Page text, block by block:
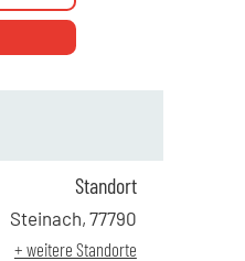
€
Standort
Steinach, 77790
+ weitere Standorte